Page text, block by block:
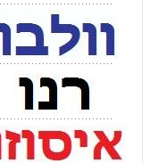
0 ₪
מידע נוסף
פנס צד לד תלוי 24V צהו
0 ₪
מידע נוסף